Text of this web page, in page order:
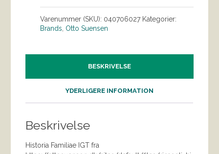
Varenummer (SKU): 040706027 Kategorier:
Brands Otto Suensen
BESKRIVELSE
YDERLIGERE INFORMATION
Beskrivelse
Historia Familiae IGT fra